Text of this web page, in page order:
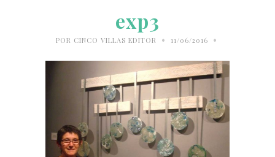
exp3
POR CINCO VILLAS EDITOR • 11/06/2016 •